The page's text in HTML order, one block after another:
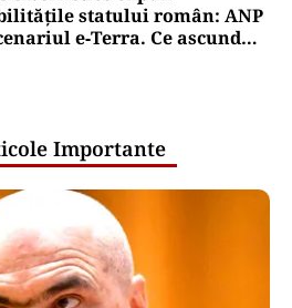
statului român: ANP
e‑Terra. Ce ascund
Importante